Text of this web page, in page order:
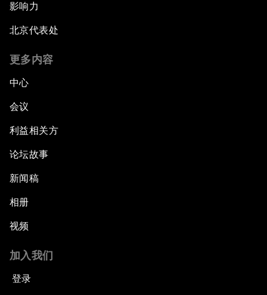
影响力
北京代表处
更多内容
中心
会议
利益相关方
论坛故事
新闻稿
相册
视频
加入我们
登录